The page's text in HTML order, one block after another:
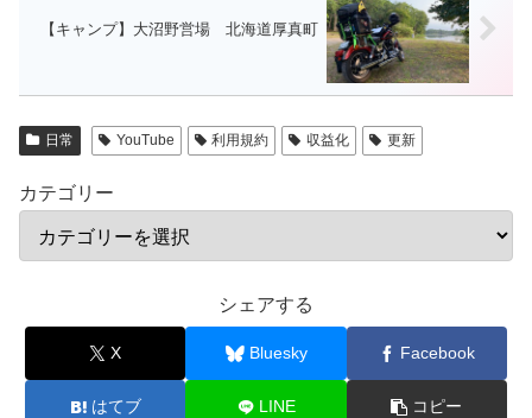
【キャンプ】大沼野営場 北海道厚真町
日常 YouTube 利用規約 収益化 更新
カテゴリー
シェアする
X Bluesky Facebook
はてブ LINE コピー